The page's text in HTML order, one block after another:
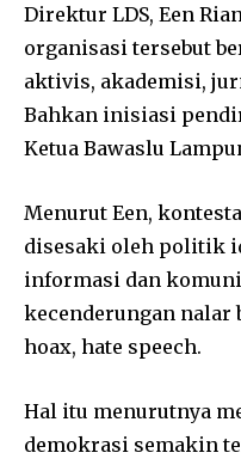
Direktur LDS, Een
organisasi tersebut
aktivis, akademisi,
Bahkan inisiasi
Ketua Bawaslu
Menurut Een,
disesaki oleh politik
informasi dan
kecenderungan nalar
hoax, hate speech.
Hal itu menurutnya
demokrasi semakin